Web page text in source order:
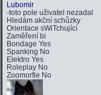
Lubomir
-toto pole uživatel nezadal
Hledám akční schůzky
Orientace sWiTchující
Zaměření bi
Bondage Yes
Spanking No
Elektro Yes
Roleplay No
Zoomorfie No